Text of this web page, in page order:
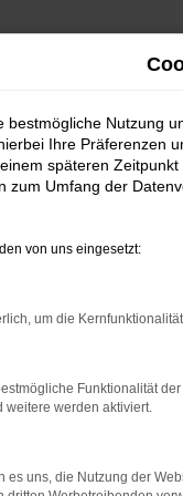
2 Möglichkeiten.
Probefahren.
können wir
bestmögliche Nutzung
Ihre Präferenzen
späteren
zum Umfang der
von uns eingesetzt:
um die
Funktionalität
weitere werden aktiviert.
es uns, die Nutzung der